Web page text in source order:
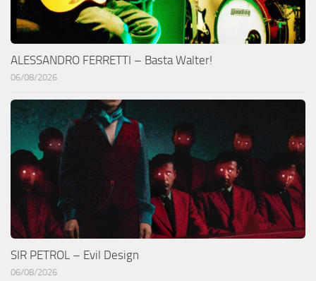
ALESSANDRO FERRETTI – Basta Walter!
06/08/2026
SIR PETROL – Evil Design
06/08/2026